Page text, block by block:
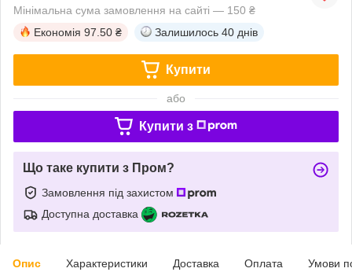
Мінімальна сума замовлення на сайті — 150 ₴
Економія 97.50 ₴ Залишилось 40 днів
Купити
або
Купити з
Що таке купити з Пром?
Замовлення під захистом
Доступна доставка
Опис Характеристики Доставка Оплата Умови